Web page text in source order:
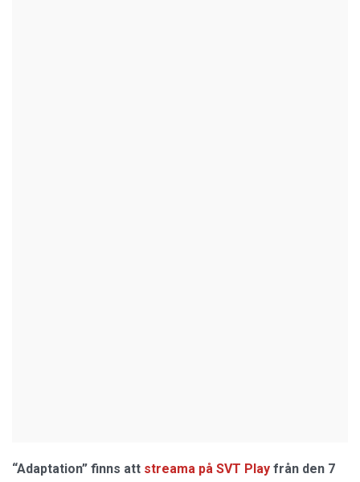
“Adaptation” finns att streama på SVT Play från den 7